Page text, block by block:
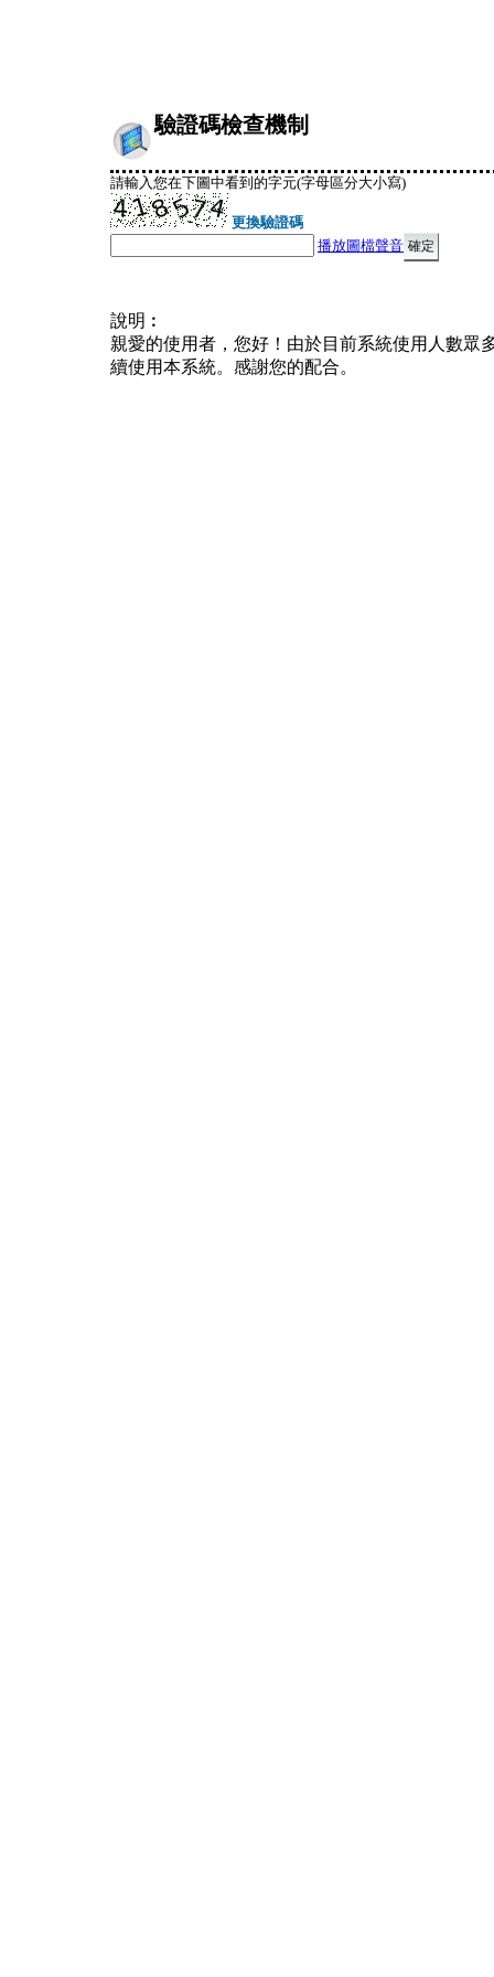
驗證碼檢查機制
請輸入您在下圖中看到的字元(字母區分大小寫)
更換驗證碼
播放圖檔聲音
說明︰
親愛的使用者，您好！由於目前系統使用人數眾
續使用本系統。感謝您的配合。